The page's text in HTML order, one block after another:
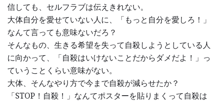
信しても、セルフラブは伝えきれない。
大体自分を愛せていない人に、「もっと自分を愛しろ！」
なんて言っても意味ないだろ？
そんなもの、生きる希望を失って自殺しようとしている人
に向かって、「自殺はいけないことだからダメだよ！」っ
ていうことくらい意味がない。
大体、そんなやり方で今まで自殺が減らせたか？
「STOP！自殺！」なんてポスターを貼りまくって自殺は